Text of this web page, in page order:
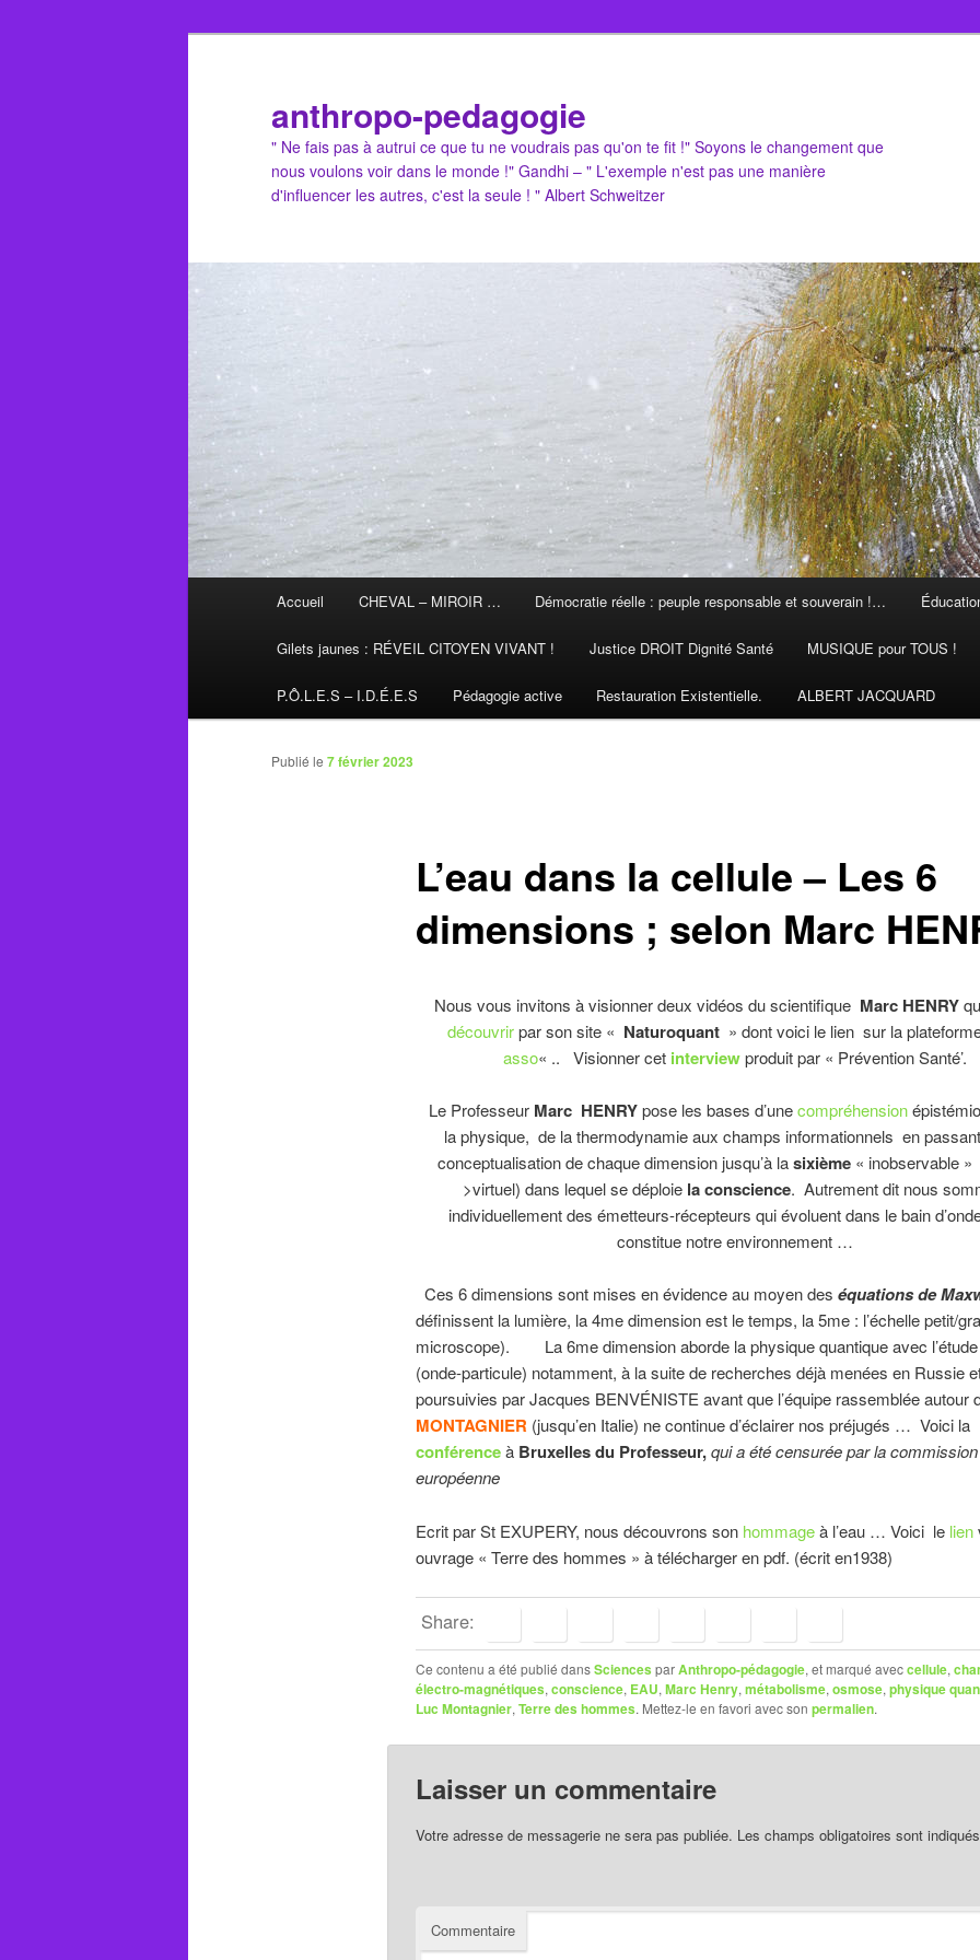
anthropo-pedagogie
" Ne fais pas à autrui ce que tu ne voudrais pas qu'on te fit !" Soyons le changement que
nous voulons voir dans le monde !" Gandhi – " L'exemple n'est pas une manière
d'influencer les autres, c'est la seule ! " Albert Schweitzer
Accueil CHEVAL – MIROIR … Démocratie réelle : peuple responsable et souverain !…
Gilets jaunes : RÉVEIL CITOYEN VIVANT ! Justice DROIT Dignité Santé MUSIQUE pour TOUS !
P.Ô.L.E.S – I.D.É.E.S Pédagogie active Restauration Existentielle. ALBERT JACQUARD
L’eau dans la cellule – Les 6
dimensions ; selon Marc
Publié le 7 février 2023
Nous vous invitons à visionner deux vidéos du scientifiqueMarc HENRY
découvrirpar son site « Naturoquant » dont voici le lien sur la
asso« .. Visionner cet interviewproduit par « Prévention Santé’.
Le Professeur Marc HENRYpose les bases d’unecompréhension
la physique, de la thermodynamie aux champs informationnels en
conceptualisation de chaque dimension jusqu’à lasixième« inobservable »
>virtuel) dans lequel se déploie la conscience. Autrement dit nous
individuellement des émetteurs-récepteurs qui évoluent dans le bain
constitue notre environnement …
Ces 6 dimensions sont mises en évidence au moyen des équations de
définissent la lumière, la 4me dimension est le temps, la 5me : l’échelle petit/
microscope). La 6me dimension aborde la physique quantique avec l’étude
(onde-particule) notamment, à la suite de recherches déjà menées en Russie
poursuivies par Jacques BENVÉNISTE avant que l’équipe rassemblée autour
MONTAGNIER (jusqu’en Italie) ne continue d’éclairer nos préjugés … Voici la
conférenceà Bruxelles du Professeur,qui a été censurée par la commission
européenne
Ecrit par St EXUPERY, nous découvrons son hommageà l’eau … Voici le lien
ouvrage « Terre des hommes » à télécharger en pdf. (écrit en1938)
Share:
Ce contenu a été publié dansSciences parAnthropo-pédagogie, et marqué aveccellule,
électro-magnétiques, conscience, EAU, Marc Henry, métabolisme, osmose, physique
Luc Montagnier, Terre des hommes. Mettez-le en favori avec son permalien.
Laisser un commentaire
Votre adresse de messagerie ne sera pas publiée. Les champs obligatoires sont
Commentaire